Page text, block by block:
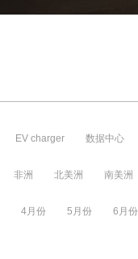
EV charger 数据中心
非洲 北美洲 南美洲
4月份 5月份 6月份